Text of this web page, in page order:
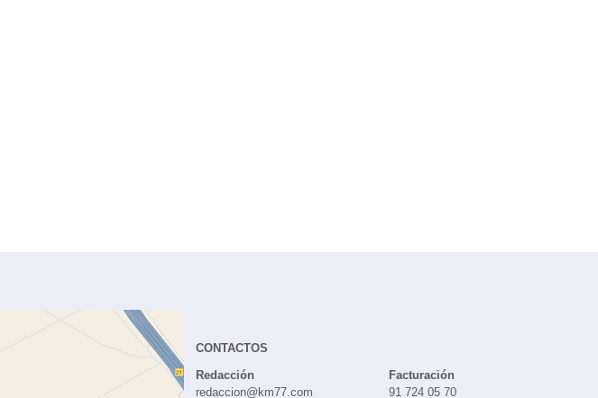
CONTACTOS
Redacción
redaccion@km77.com
Facturación
91 724 05 70